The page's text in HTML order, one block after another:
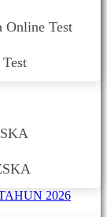
Online Test
AJARAN
JUARA 1
TERBAIK
GELAR
2026